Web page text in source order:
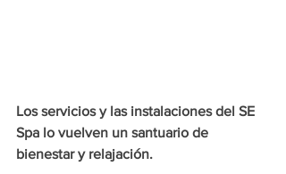
Los servicios y las instalaciones del SE
Spa lo vuelven un santuario de
bienestar y relajación.